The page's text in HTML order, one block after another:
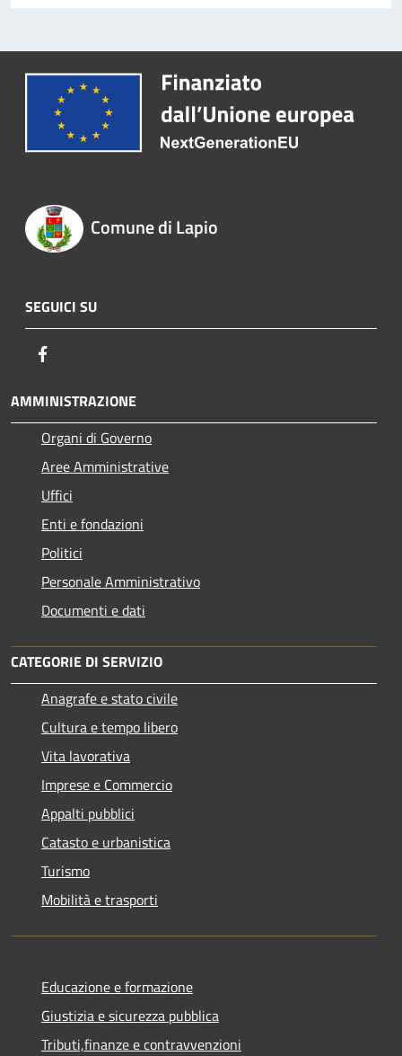
Comune di Lapio
SEGUICI SU
AMMINISTRAZIONE
Organi di Governo
Aree Amministrative
Uffici
Enti e fondazioni
Politici
Personale Amministrativo
Documenti e dati
CATEGORIE DI SERVIZIO
Anagrafe e stato civile
Cultura e tempo libero
Vita lavorativa
Imprese e Commercio
Appalti pubblici
Catasto e urbanistica
Turismo
Mobilità e trasporti
Educazione e formazione
Giustizia e sicurezza pubblica
Tributi,finanze e contravvenzioni